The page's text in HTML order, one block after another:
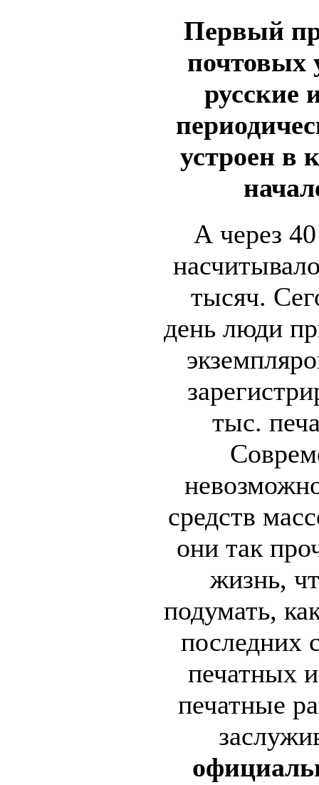
Первый
почтовых
русские
устроен в
А через
тысяч.
день люди
тыс.
средств
они так
жизнь,
подумать,
последних
печатных
печатные